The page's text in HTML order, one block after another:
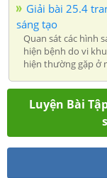
Giải bài 25.4
sáng tạo
Quan sát các hình
hiện bệnh do vi
hiện thường gặp ở
Luyện Bài